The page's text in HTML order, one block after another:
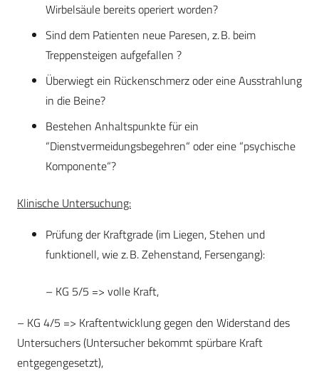
Wirbelsäule bereits operiert worden?
Sind dem Patienten neue Paresen, z. B. beim
Treppensteigen aufgefallen ?
Überwiegt ein Rückenschmerz oder eine Ausstrahlung
in die Beine?
Bestehen Anhaltspunkte für ein
“Dienstvermeidungsbegehren“ oder eine “psychische
Komponente“?
Klinische Untersuchung:
Prüfung der Kraftgrade (im Liegen, Stehen und
funktionell, wie z. B. Zehenstand, Fersengang):
– KG 5/5 => volle Kraft,
– KG 4/5 => Kraftentwicklung gegen den Widerstand des
Untersuchers (Untersucher bekommt spürbare Kraft
entgegengesetzt),